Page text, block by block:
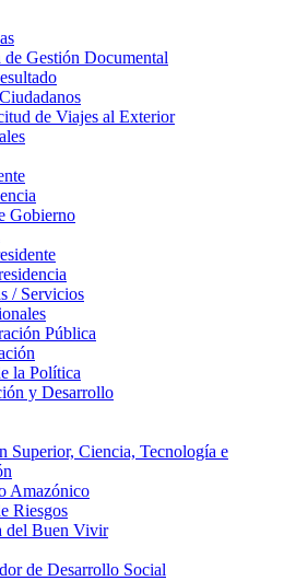
Gestión Documental
de Viajes al Exterior
Gobierno
/ Servicios
Pública
la Política
y Desarrollo
Superior, Ciencia, Tecnología e
Amazónico
Riesgos
del Buen Vivir
de Desarrollo Social